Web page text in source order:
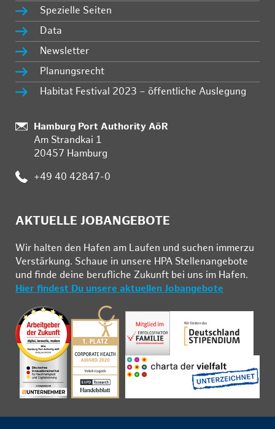
Spezielle Seiten
Data
Newsletter
Planungsrecht
Habitat Festival 2023 – öffentliche Auslegung
Standort:
Hamburg Port Authority AöR
Am Strandkai 1
20457 Hamburg
Telefon:
+49 40 42847-0
AKTUELLE JOBANGEBOTE
Wir hal­ten den Ha­fen am Lau­fen und su­chen im­mer­zu
Ver­stär­kung. Schau­e in un­se­re HPA Stel­len­an­ge­bo­te
und fin­de deine be­ruf­li­che Zu­kunft bei uns im Ha­fen.
Hier findest Du unsere aktuellen Jobangebote